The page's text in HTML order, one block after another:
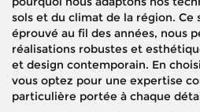
sols et du climat de la région. Ce
éprouvé au fil des années, nous
réalisations robustes et
et design contemporain. En
vous optez pour une expertise
particulière portée à chaque